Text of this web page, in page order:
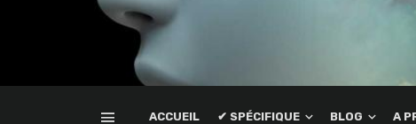
ACCUEIL ✔ SPÉCIFIQUE BLOG A